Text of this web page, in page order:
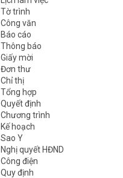
Tờ trình
Công văn
Báo cáo
Thông báo
Giấy mời
Đơn thư
Chỉ thị
Tổng hợp
Quyết định
Chương trình
Kế hoạch
Sao Y
Nghị quyết HĐND
Công điện
Quy định